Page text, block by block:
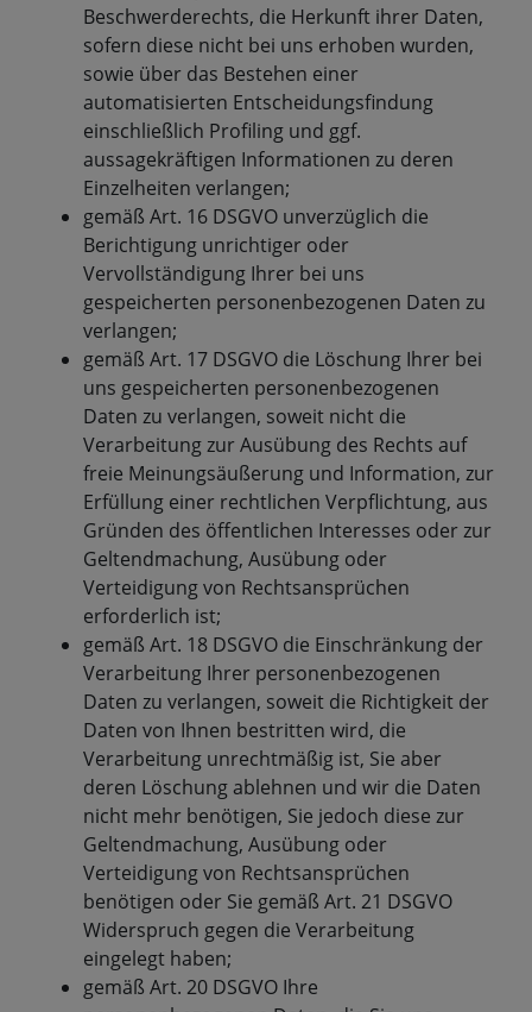
Beschwerderechts, die Herkunft ihrer Daten,
sofern diese nicht bei uns erhoben wurden,
sowie über das Bestehen einer
automatisierten Entscheidungsfindung
einschließlich Profiling und ggf.
aussagekräftigen Informationen zu deren
Einzelheiten verlangen;
gemäß Art. 16 DSGVO unverzüglich die
Berichtigung unrichtiger oder
Vervollständigung Ihrer bei uns
gespeicherten personenbezogenen Daten zu
verlangen;
gemäß Art. 17 DSGVO die Löschung Ihrer bei
uns gespeicherten personenbezogenen
Daten zu verlangen, soweit nicht die
Verarbeitung zur Ausübung des Rechts auf
freie Meinungsäußerung und Information, zur
Erfüllung einer rechtlichen Verpflichtung, aus
Gründen des öffentlichen Interesses oder zur
Geltendmachung, Ausübung oder
Verteidigung von Rechtsansprüchen
erforderlich ist;
gemäß Art. 18 DSGVO die Einschränkung der
Verarbeitung Ihrer personenbezogenen
Daten zu verlangen, soweit die Richtigkeit der
Daten von Ihnen bestritten wird, die
Verarbeitung unrechtmäßig ist, Sie aber
deren Löschung ablehnen und wir die Daten
nicht mehr benötigen, Sie jedoch diese zur
Geltendmachung, Ausübung oder
Verteidigung von Rechtsansprüchen
benötigen oder Sie gemäß Art. 21 DSGVO
Widerspruch gegen die Verarbeitung
eingelegt haben;
gemäß Art. 20 DSGVO Ihre